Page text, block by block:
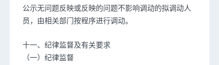
公示无问题反映或反映的问题不影响调动的拟调动人
员，由相关部门按程序进行调动。
十一、纪律监督及有关要求
（一）纪律监督